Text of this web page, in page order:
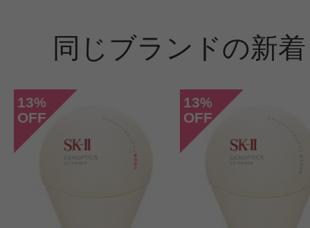
同じブランドの新
13%
OFF
13%
OFF